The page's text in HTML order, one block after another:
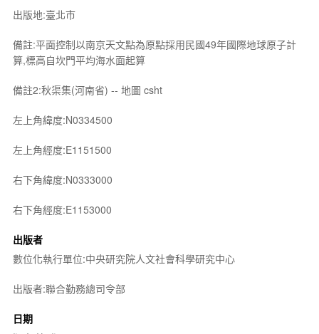
出版地:臺北市
備註:平面控制以南京天文點為原點採用民國49年國際地球原子計
算,標高自坎門平均海水面起算
備註2:秋渠集(河南省) -- 地圖 csht
左上角緯度:N0334500
左上角經度:E1151500
右下角緯度:N0333000
右下角經度:E1153000
出版者
數位化執行單位:中央研究院人文社會科學研究中心
出版者:聯合勤務總司令部
日期